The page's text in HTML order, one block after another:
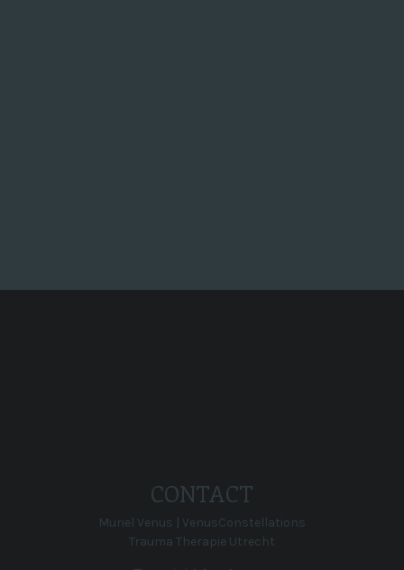
CONTACT
Muriel Venus | VenusConstellations
Trauma Therapie Utrecht